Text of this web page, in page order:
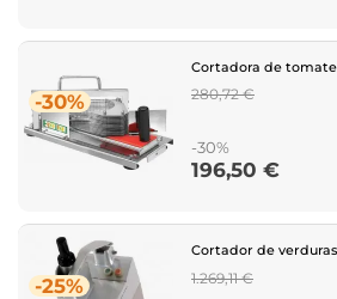
-30%
Cortadora de
Regular
280,72 €
-30%
Price
196,50 €
-25%
Cortador de
Regular
1.269,11 €